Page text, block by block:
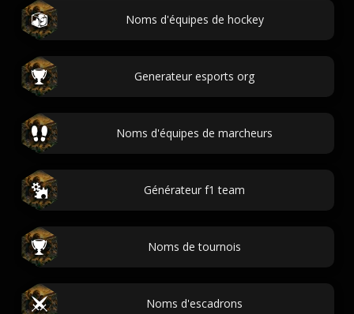
Noms d'équipes de hockey
Generateur esports org
Noms d'équipes de marcheurs
Générateur f1 team
Noms de tournois
Noms d'escadrons